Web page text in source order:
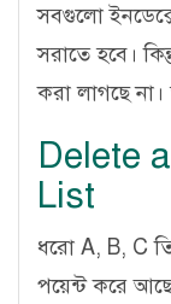
সবগুলো
সরাতে হবে।
করা লাগছে
Delete
List
ধরো A, B, C
পয়েন্ট করে